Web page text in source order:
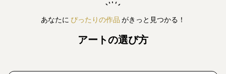
あなたに ぴったりの作品 がきっと見つかる！
アートの選び方